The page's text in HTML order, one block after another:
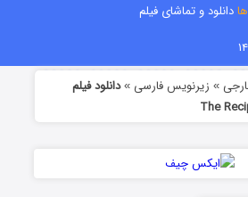
دانلود و تماشای فیلم
» زیرنویس فارسی »دانلود فیلم